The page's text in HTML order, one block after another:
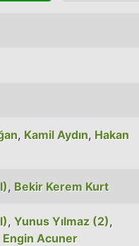
, Kamil Aydın, Hakan
, Bekir Kerem Kurt
, Yunus Yılmaz (2),
Engin Acuner